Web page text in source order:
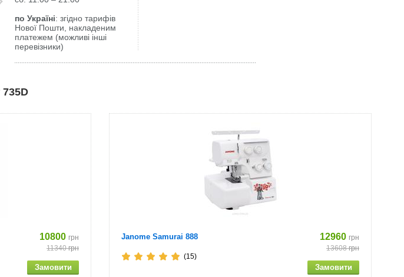
по Україні: згідно тарифів
Нової Пошти, накладеним
платежем (можливі інші
перевізники)
10800 грн
11340грн
Janome Samurai 888 12960 грн
13608грн
(15)